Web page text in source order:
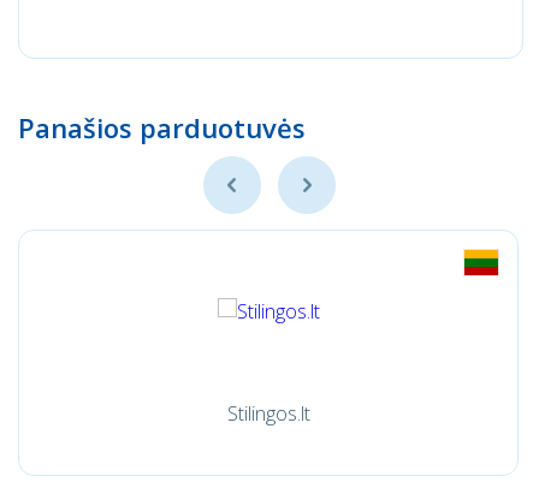
Panašios parduotuvės
Stilingos.lt